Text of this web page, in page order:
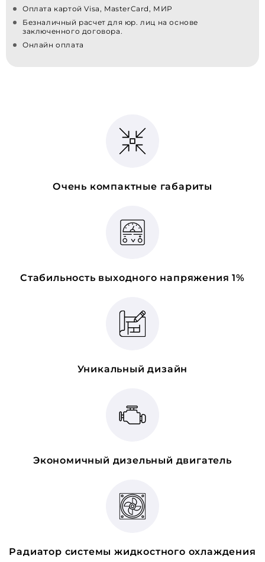
Оплата картой Visa, MasterCard, МИР
Безналичный расчет для юр. лиц на основе
заключенного договора.
Онлайн оплата
Очень компактные габариты
Стабильность выходного напряжения 1%
Уникальный дизайн
Экономичный дизельный двигатель
Радиатор системы жидкостного охлаждения